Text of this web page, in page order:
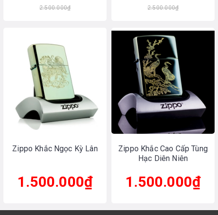
2.500.000₫ 2.500.000₫
Zippo Khắc Ngọc Kỳ Lân
1.500.000₫
Zippo Khắc Cao Cấp Tùng
Hạc Diên Niên
1.500.000₫